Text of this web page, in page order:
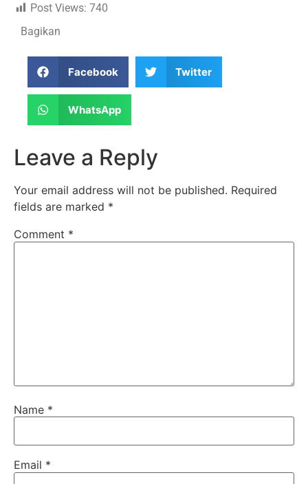
Post Views: 740
Bagikan
Facebook Twitter
WhatsApp
Leave a Reply
Your email address will not be published. Required
fields are marked *
Comment *
Name *
Email *